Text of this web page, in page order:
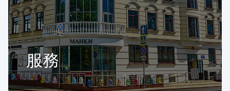
服務